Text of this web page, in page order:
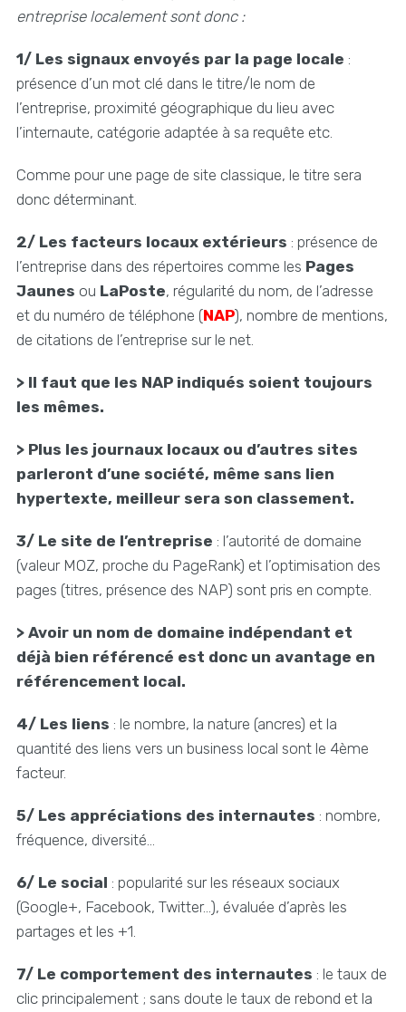
entreprise localement sont donc :
1/ Les signaux envoyés par la page locale :
présence d’un mot clé dans le titre/le nom de
l’entreprise, proximité géographique du lieu avec
l’internaute, catégorie adaptée à sa requête etc.
Comme pour une page de site classique, le titre sera
donc déterminant.
2/ Les facteurs locaux extérieurs : présence de
l’entreprise dans des répertoires comme les Pages
Jaunes ou LaPoste, régularité du nom, de l’adresse
et du numéro de téléphone (NAP), nombre de mentions,
de citations de l’entreprise sur le net.
> Il faut que les NAP indiqués soient toujours
les mêmes.
> Plus les journaux locaux ou d’autres sites
parleront d’une société, même sans lien
hypertexte, meilleur sera son classement.
3/ Le site de l’entreprise : l’autorité de domaine
(valeur MOZ, proche du PageRank) et l’optimisation des
pages (titres, présence des NAP) sont pris en compte.
> Avoir un nom de domaine indépendant et
déjà bien référencé est donc un avantage en
référencement local.
4/ Les liens : le nombre, la nature (ancres) et la
quantité des liens vers un business local sont le 4ème
facteur.
5/ Les appréciations des internautes : nombre,
fréquence, diversité…
6/ Le social : popularité sur les réseaux sociaux
(Google+, Facebook, Twitter…), évaluée d’après les
partages et les +1.
7/ Le comportement des internautes : le taux de
clic principalement ; sans doute le taux de rebond et la